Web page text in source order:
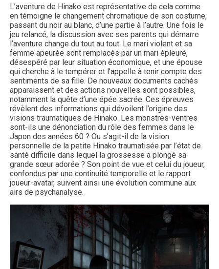
L’aventure de Hinako est représentative de cela comme
en témoigne le changement chromatique de son costume,
passant du noir au blanc, d’une partie à l’autre. Une fois le
jeu relancé, la discussion avec ses parents qui démarre
l’aventure change du tout au tout. Le mari violent et sa
femme apeurée sont remplacés par un mari épleuré,
désespéré par leur situation économique, et une épouse
qui cherche à le tempérer et l’appelle à tenir compte des
sentiments de sa fille. De nouveaux documents cachés
apparaissent et des actions nouvelles sont possibles,
notamment la quête d’une épée sacrée. Ces épreuves
révèlent des informations qui dévoilent l’origine des
visions traumatiques de Hinako. Les monstres-ventres
sont-ils une dénonciation du rôle des femmes dans le
Japon des années 60 ? Ou s’agit-il de la vision
personnelle de la petite Hinako traumatisée par l’état de
santé difficile dans lequel la grossesse a plongé sa
grande sœur adorée ? Son point de vue et celui du joueur,
confondus par une continuité temporelle et le rapport
joueur-avatar, suivent ainsi une évolution commune aux
airs de psychanalyse.